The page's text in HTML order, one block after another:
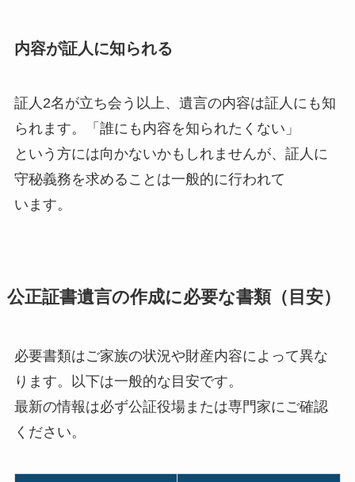
内容が証人に知られる
証人2名が立ち会う以上、遺言の内容は証人にも知
られます。「誰にも内容を知られたくない」
という方には向かないかもしれませんが、証人に
守秘義務を求めることは一般的に行われて
います。
公正証書遺言の作成に必要な書類（目安）
必要書類はご家族の状況や財産内容によって異な
ります。以下は一般的な目安です。
最新の情報は必ず公証役場または専門家にご確認
ください。